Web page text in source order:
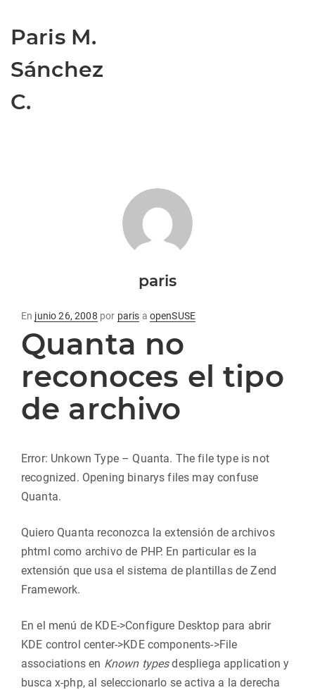
Paris M.
Sánchez
C.
paris
En Publicado
en
junio 26, 2008 por paris a openSUSE
Quanta no
reconoces el tipo
de archivo
Error: Unkown Type – Quanta. The file type is not
recognized. Opening binarys files may confuse
Quanta.
Quiero Quanta reconozca la extensión de archivos
phtml como archivo de PHP. En particular es la
extensión que usa el sistema de plantillas de Zend
Framework.
En el menú de KDE->Configure Desktop para abrir
KDE control center->KDE components->File
associations en Known typesdespliega application y
busca x-php, al seleccionarlo se activa a la derecha